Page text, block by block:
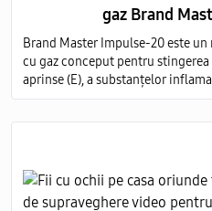
gaz Brand
Brand Master Impulse-20 este
cu gaz conceput pentru
aprinse (E), a substanțelor
gazoase (C) pe întregul volum al